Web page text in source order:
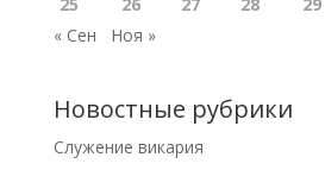
« Сен
Ноя »
Новостные рубрики
Cлужение викария